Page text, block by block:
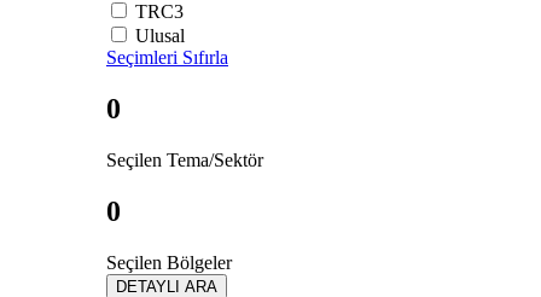
TRC3
Ulusal
Seçimleri Sıfırla
0
Seçilen Tema/Sektör
0
Seçilen Bölgeler
DETAYLI ARA